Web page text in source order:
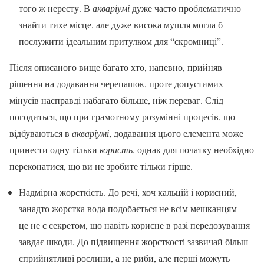
того ж нересту. В акваріумі дуже часто проблематично
знайти тихе місце, але дуже висока мушля могла б
послужити ідеальним притулком для “скромниці”.
Після описаного вище багато хто, напевно, прийняв
рішення на додавання черепашок, проте допустимих
мінусів насправді набагато більше, ніж переваг. Слід
погодиться, що при грамотному розумінні процесів, що
відбуваються в акваріумі, додавання цього елемента може
принести одну тільки користь, однак для початку необхідно
переконатися, що ви не зробите тільки гірше.
Надмірна жорсткість. До речі, хоч кальцій і корисний,
занадто жорстка вода подобається не всім мешканцям —
це не є секретом, що навіть корисне в разі передозування
завдає шкоди. До підвищення жорсткості зазвичай більш
сприйнятливі рослини, а не риби, але перші можуть